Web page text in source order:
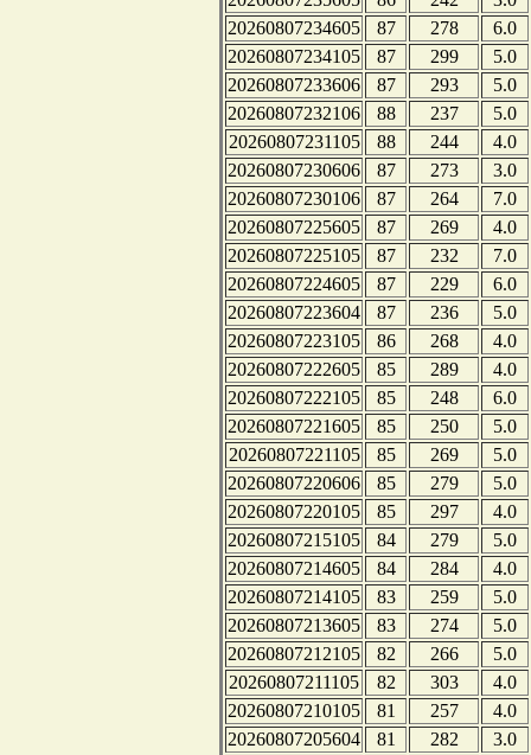
20260807234605
87 278
6.0
20260807234105
87 299
5.0
20260807233606
87 293
5.0
20260807232106
88 237
5.0
20260807231105
88 244
4.0
20260807230606
87 273
3.0
20260807230106
87 264
7.0
20260807225605
87 269
4.0
20260807225105
87 232
7.0
20260807224605
87 229
6.0
20260807223604
87 236
5.0
20260807223105
86 268
4.0
20260807222605
85 289
4.0
20260807222105
85 248
6.0
20260807221605
85 250
5.0
20260807221105
85 269
5.0
20260807220606
85 279
5.0
20260807220105
85 297
4.0
20260807215105
84 279
5.0
20260807214605
84 284
4.0
20260807214105
83 259
5.0
20260807213605
83 274
5.0
20260807212105
82 266
5.0
20260807211105
82 303
4.0
20260807210105
81 257
4.0
20260807205604
81 282
3.0